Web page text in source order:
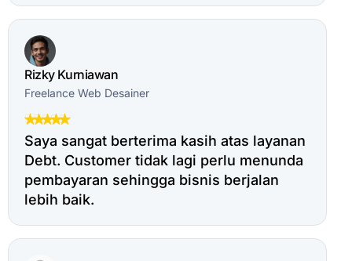
Rizky Kurniawan
Freelance Web Desainer
Saya sangat berterima kasih atas layanan
Debt. Customer tidak lagi perlu menunda
pembayaran sehingga bisnis berjalan
lebih baik.